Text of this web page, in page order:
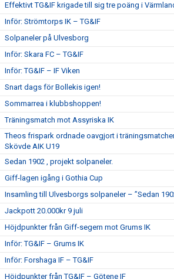
Effektivt TG&IF krigade till sig tre poäng i
Inför: Strömtorps IK – TG&IF
Solpaneler på Ulvesborg
Inför: Skara FC – TG&IF
Inför: TG&IF – IF Viken
Snart dags för Bollekis igen!
Sommarrea i klubbshoppen!
Träningsmatch mot Assyriska IK
Theos frispark ordnade oavgjort i
Skövde AIK U19
Sedan 1902 , projekt solpaneler.
Giff-lagen igång i Gothia Cup
Insamling till Ulvesborgs solpaneler – ”Sedan
Jackpott 20.000kr 9 juli
Höjdpunkter från Giff-segern mot Grums IK
Inför: TG&IF – Grums IK
Inför: Forshaga IF – TG&IF
Höjdpunkter från TG&IF – Götene IF